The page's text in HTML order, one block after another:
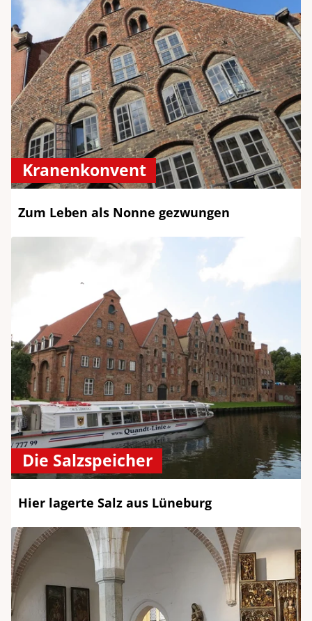
Kranenkonvent
Zum Leben als Nonne gezwungen
Die Salzspeicher
Hier lagerte Salz aus Lüneburg